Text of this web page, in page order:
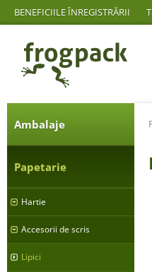
BENEFICIILE ÎNREGISTRĂRII
Ambalaje
Papetarie
Hartie
Accesorii de scris
Lipici